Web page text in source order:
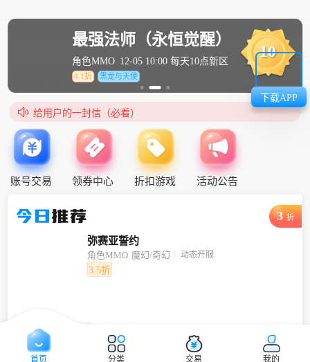
最强法师（永恒觉醒）
角色MMO 12-05 10:00 每天10点新区
4.1折 黑龙与天使
10
 给用户的一封信（必看）
账号交易 领券中心 折扣游戏 活动公告
今日推荐 3 折
弥赛亚誓约
角色MMO 魔幻/奇幻 动态开服
3.5折
下载APP
首页 分类 交易 我的